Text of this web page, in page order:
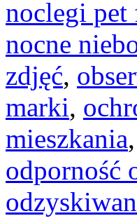
noclegi
nocne
zdjęć,
marki,
mieszkania,
odporność